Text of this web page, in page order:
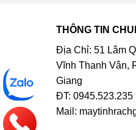
THÔNG TIN
Địa Chỉ: 51 Lâm
Vĩnh Thanh Vân,
Giang
ĐT: 0945.523.235
Mail: